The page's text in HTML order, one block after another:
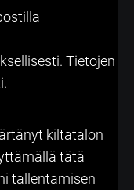
Tietojen
kiltatalon
tätä
tallentamisen